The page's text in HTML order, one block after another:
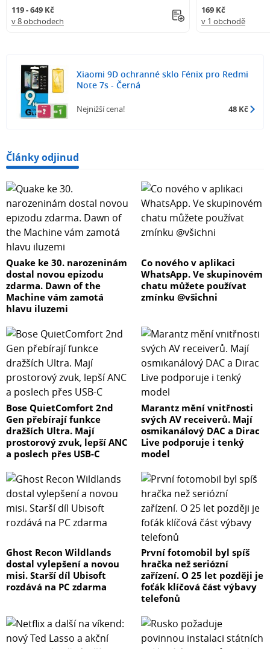
119 - 649 Kč
v 8 obchodech
169 Kč
v 1 obchodě
Xiaomi 9D ochranné sklo Fénix pro Redmi
Note 7s - Černá
Nejnižší cena! 48 Kč
Články odjinud
Quake ke 30. narozeninám
dostal novou epizodu
zdarma. Dawn of the
Machine vám zamotá
hlavu iluzemi
Co nového v aplikaci
WhatsApp. Ve skupinovém
chatu můžete používat
zmínku @všichni
Bose QuietComfort 2nd
Gen přebírají funkce
dražších Ultra. Mají
prostorový zvuk, lepší ANC
a poslech přes USB-C
Marantz mění vnitřnosti
svých AV receiverů. Mají
osmikanálový DAC a Dirac
Live podporuje i tenký
model
Ghost Recon Wildlands
dostal vylepšení a novou
misi. Starší díl Ubisoft
rozdává na PC zdarma
První fotomobil byl spíš
hračka než seriózní
zařízení. O 25 let později je
foťák klíčová část výbavy
telefonů